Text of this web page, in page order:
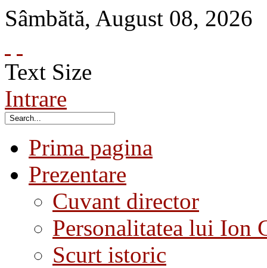
Sâmbătă, August 08, 2026
Text Size
Intrare
Prima pagina
Prezentare
Cuvant director
Personalitatea lui Ion
Scurt istoric